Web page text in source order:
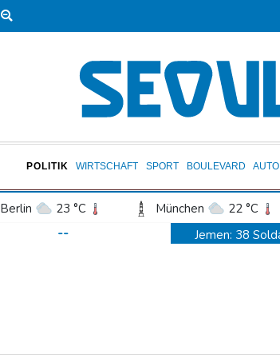
POLITIK WIRTSCHAFT SPORT BOULEVARD
Berlin 23 °C München 22 °C
Frankfurt am Main
Potsdam
--
Jemen: 38
Schwimm-
Syrische